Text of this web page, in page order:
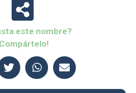
este nombre?